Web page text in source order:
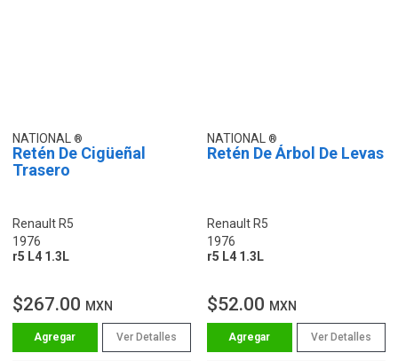
NATIONAL
Retén De Cigüeñal
Trasero
Renault R5
1976
r5 L4 1.3L
$267.00 MXN
Ver Detalles
NATIONAL
Retén De Árbol De Levas
Renault R5
1976
r5 L4 1.3L
$52.00 MXN
Ver Detalles